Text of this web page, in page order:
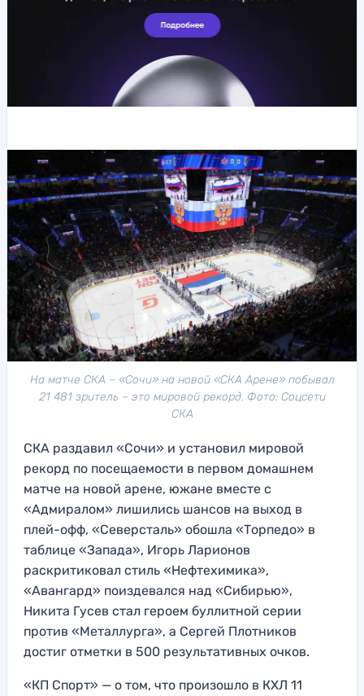
На матче СКА – «Сочи» на новой «СКА Арене» побывал
21 481 зритель – это мировой рекорд. Фото: Соцсети
СКА
СКА раздавил «Сочи» и установил мировой
рекорд по посещаемости в первом домашнем
матче на новой арене, южане вместе с
«Адмиралом» лишились шансов на выход в
плей-офф, «Северсталь» обошла «Торпедо» в
таблице «Запада», Игорь Ларионов
раскритиковал стиль «Нефтехимика»,
«Авангард» поиздевался над «Сибирью»,
Никита Гусев стал героем буллитной серии
против «Металлурга», а Сергей Плотников
достиг отметки в 500 результативных очков.
«КП Спорт» — о том, что произошло в КХЛ 11